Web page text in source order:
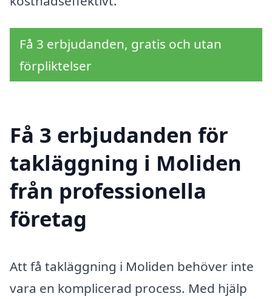
Få 3 erbjudanden, gratis och utan
förpliktelser
Få 3 erbjudanden för
takläggning i Moliden
från professionella
företag
Att få takläggning i Moliden behöver inte
vara en komplicerad process. Med hjälp